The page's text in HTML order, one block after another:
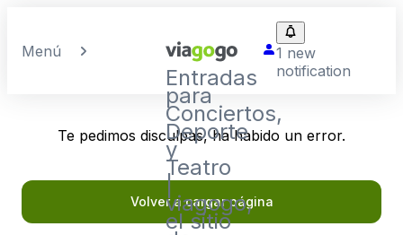
Menú
Entradas
para
Conciertos,
Deporte
y
Teatro
|
viagogo,
el sitio
1 new
notification
Te pedimos disculpas, ha habido un error.
Volver a cargar página